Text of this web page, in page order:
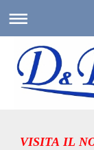
VISITA IL